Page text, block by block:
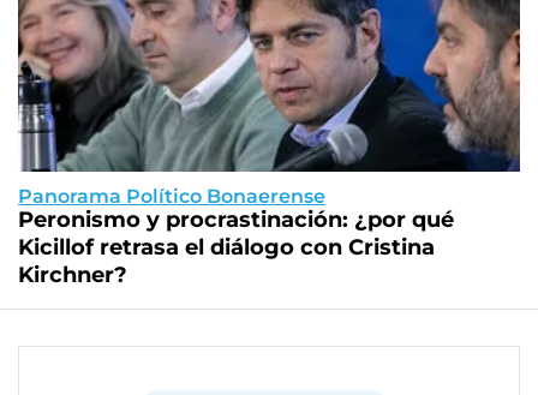
Panorama Político Bonaerense
Peronismo y procrastinación: ¿por qué
Kicillof retrasa el diálogo con Cristina
Kirchner?